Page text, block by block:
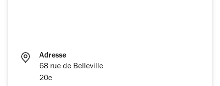
Adresse
68 rue de Belleville
20e